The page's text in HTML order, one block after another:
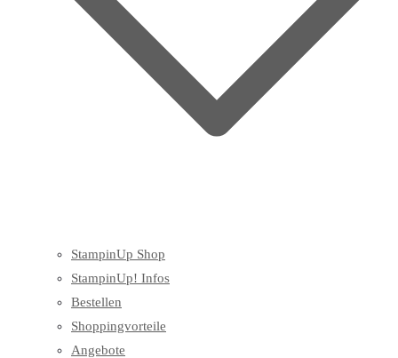
StampinUp Shop
StampinUp! Infos
Bestellen
Shoppingvorteile
Angebote